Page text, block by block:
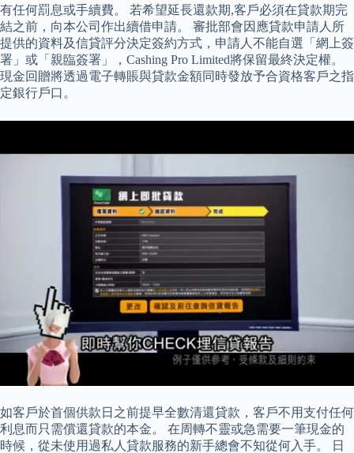
有任何罰息或手續費。 若希望延長還款期,客戶必須在貸款期完
結之前，向本公司作出續借申請。 審批部會因應貸款申請人所
提供的資料及信貸評分決定簽約方式，申請人不能自選「網上簽
署」或「親臨簽署」，Cashing Pro Limited將保留最終決定權。
現金回贈將透過電子轉賬與貸款金額同時發放予合資格客戶之指
定銀行戶口。
如客戶於首個供款日之前提早全數清還貸款，客戶不用支付任何
利息而只需償還貸款的本金。 在周轉不靈或急需要一筆現金的
時候，從未使用過私人貸款服務的新手總會不知從何入手。 日